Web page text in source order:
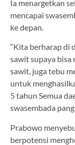
Ia menargetkan
mencapai
ke depan.
“Kita berharap di
sawit supaya bisa
sawit, juga tebu
untuk
5 tahun Semua
swasembada
Prabowo
berpotensi